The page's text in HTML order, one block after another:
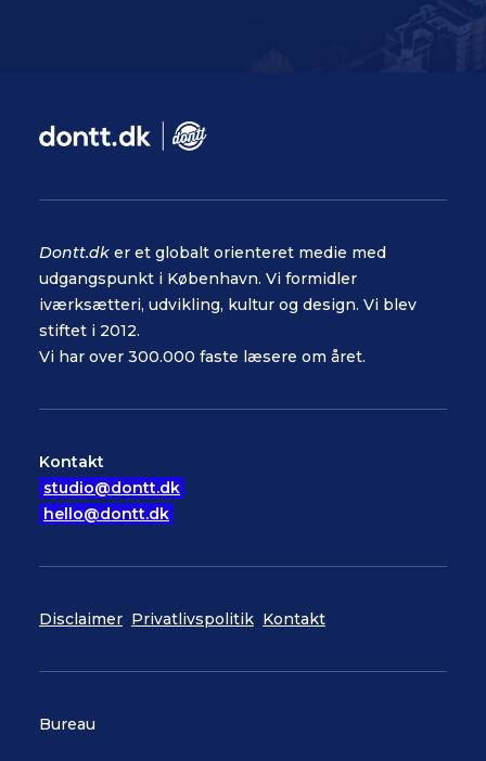
Dontt.dk er et globalt orienteret medie med
udgangspunkt i København. Vi formidler
iværksætteri, udvikling, kultur og design. Vi blev
stiftet i 2012.
Vi har over 300.000 faste læsere om året.
Kontakt
studio@dontt.dk
hello@dontt.dk
Disclaimer Privatlivspolitik Kontakt
Bureau